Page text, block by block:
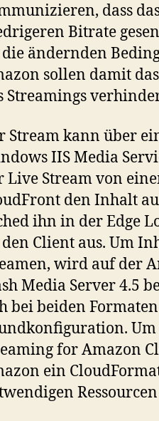
dass
Bitrate
ändernden
sollen damit
Streamings
Stream kann über
IIS Media
Live Stream von
den Inhalt
ihn in der Edge
Client aus. Um
wird auf der
Media Server 4.5
bei beiden
Um
for Amazon
ein